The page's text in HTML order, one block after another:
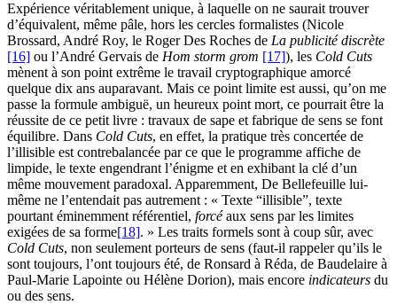
Expérience véritablement unique, à laquelle on ne saurait trouver
d’équivalent, même pâle, hors les cercles formalistes (Nicole
Brossard, André Roy, le Roger Des Roches de La publicité discrète
[16] ou l’André Gervais de Hom storm grom [17]), les Cold Cuts
mènent à son point extrême le travail cryptographique amorcé
quelque dix ans auparavant. Mais ce point limite est aussi, qu’on me
passe la formule ambiguë, un heureux point mort, ce pourrait être la
réussite de ce petit livre : travaux de sape et fabrique de sens se font
équilibre. Dans Cold Cuts, en effet, la pratique très concertée de
l’illisible est contrebalancée par ce que le programme affiche de
limpide, le texte engendrant l’énigme et en exhibant la clé d’un
même mouvement paradoxal. Apparemment, De Bellefeuille lui-
même ne l’entendait pas autrement : « Texte “illisible”, texte
pourtant éminemment référentiel, forcéaux sens par les limites
exigées de sa forme[18]. » Les traits formels sont à coup sûr, avec
Cold Cuts, non seulement porteurs de sens (faut-il rappeler qu’ils le
sont toujours, l’ont toujours été, de Ronsard à Réda, de Baudelaire à
Paul-Marie Lapointe ou Hélène Dorion), mais encore indicateurs du
ou des sens.